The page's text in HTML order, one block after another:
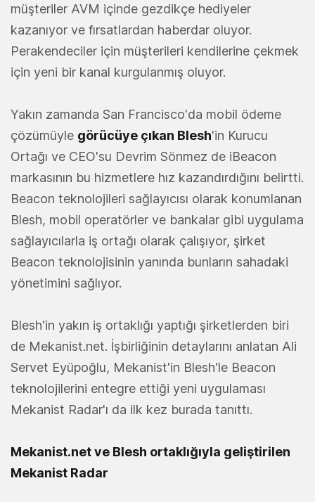
müşteriler AVM içinde gezdikçe hediyeler
kazanıyor ve fırsatlardan haberdar oluyor.
Perakendeciler için müşterileri kendilerine çekmek
için yeni bir kanal kurgulanmış oluyor.
Yakın zamanda San Francisco'da mobil ödeme
çözümüyle görücüye çıkan Blesh'in Kurucu
Ortağı ve CEO'su Devrim Sönmez de iBeacon
markasının bu hizmetlere hız kazandırdığını belirtti.
Beacon teknolojileri sağlayıcısı olarak konumlanan
Blesh, mobil operatörler ve bankalar gibi uygulama
sağlayıcılarla iş ortağı olarak çalışıyor, şirket
Beacon teknolojisinin yanında bunların sahadaki
yönetimini sağlıyor.
Blesh'in yakın iş ortaklığı yaptığı şirketlerden biri
de Mekanist.net. İşbirliğinin detaylarını anlatan Ali
Servet Eyüpoğlu, Mekanist'in Blesh'le Beacon
teknolojilerini entegre ettiği yeni uygulaması
Mekanist Radar'ı da ilk kez burada tanıttı.
Mekanist.net ve Blesh ortaklığıyla geliştirilen
Mekanist Radar